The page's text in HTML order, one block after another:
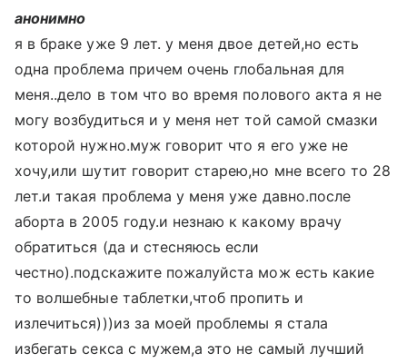
анонимно
я в браке уже 9 лет. у меня двое детей,но есть
одна проблема причем очень глобальная для
меня..дело в том что во время полового акта я не
могу возбудиться и у меня нет той самой смазки
которой нужно.муж говорит что я его уже не
хочу,или шутит говорит старею,но мне всего то 28
лет.и такая проблема у меня уже давно.после
аборта в 2005 году.и незнаю к какому врачу
обратиться (да и стесняюсь если
честно).подскажите пожалуйста мож есть какие
то волшебные таблетки,чтоб пропить и
излечиться)))из за моей проблемы я стала
избегать секса с мужем,а это не самый лучший